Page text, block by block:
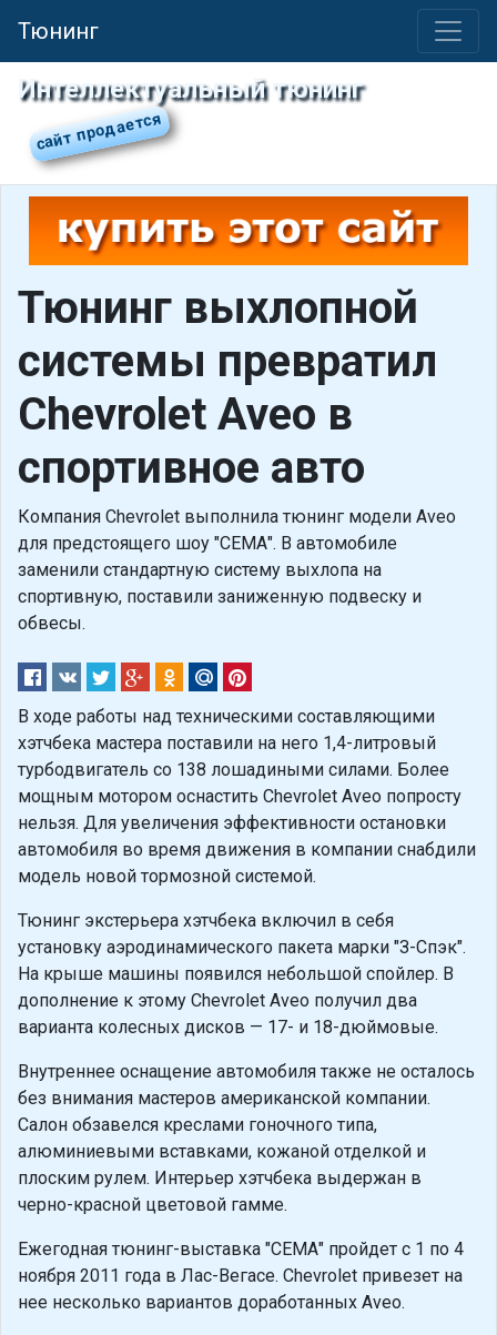
Тюнинг
Интеллектуальный тюнинг
Тюнинг выхлопной
системы превратил
Chevrolet Aveo в
спортивное авто
Компания Chevrolet выполнила тюнинг модели Aveo
для предстоящего шоу "СЕМА". В автомобиле
заменили стандартную систему выхлопа на
спортивную, поставили заниженную подвеску и
обвесы.
В ходе работы над техническими составляющими
хэтчбека мастера поставили на него 1,4-литровый
турбодвигатель со 138 лошадиными силами. Более
мощным мотором оснастить Chevrolet Aveo попросту
нельзя. Для увеличения эффективности остановки
автомобиля во время движения в компании снабдили
модель новой тормозной системой.
Тюнинг экстерьера хэтчбека включил в себя
установку аэродинамического пакета марки "З-Спэк".
На крыше машины появился небольшой спойлер. В
дополнение к этому Chevrolet Aveo получил два
варианта колесных дисков — 17- и 18-дюймовые.
Внутреннее оснащение автомобиля также не осталось
без внимания мастеров американской компании.
Салон обзавелся креслами гоночного типа,
алюминиевыми вставками, кожаной отделкой и
плоским рулем. Интерьер хэтчбека выдержан в
черно-красной цветовой гамме.
Ежегодная тюнинг-выставка "СЕМА" пройдет с 1 по 4
ноября 2011 года в Лас-Вегасе. Chevrolet привезет на
нее несколько вариантов доработанных Aveo.